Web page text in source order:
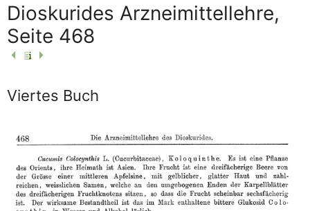
Dioskurides Arzneimittellehre,
Seite 468
Viertes Buch